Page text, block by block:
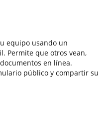
equipo usando un
Permite que otros vean,
en línea.
público y compartir su